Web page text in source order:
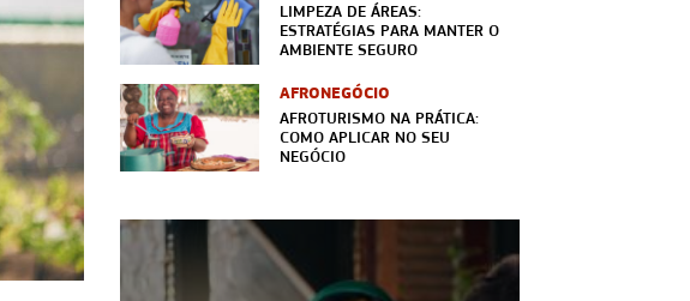
LIMPEZA DE ÁREAS:
ESTRATÉGIAS PARA MANTER O
AMBIENTE SEGURO
AFRONEGÓCIO
AFROTURISMO NA PRÁTICA:
COMO APLICAR NO SEU
NEGÓCIO